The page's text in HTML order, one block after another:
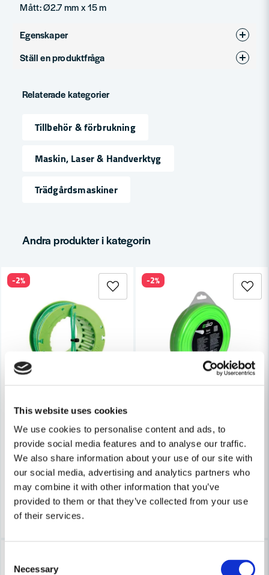
This website uses cookies
We use cookies to personalise content and ads, to
provide social media features and to analyse our traffic.
We also share information about your use of our site with
our social media, advertising and analytics partners who
may combine it with other information that you’ve
provided to them or that they’ve collected from your use
of their services.
Selection
Necessary
Mått: Ø2.7 mm x 15 m
Egenskaper
Produkttyp
Ställ en produktfråga
Fråga oss något om denna produkten...
Namn
email
Relaterade kategorier
Tillbehör & förbrukning
Maskin, Laser & Handverktyg
Trädgårdsmaskiner
Andra produkter i kategorin
EGO
EGO Trådspole 2.0mmx7m Rund Tråd
88 kr
86 kr
Leveranstid ifrån leverantör ca
3-7 arbetsdagar
Köp
-2%
EGO Trimmertråd Rund
317 kr
311 kr
Leveranstid ifrån leverantör ca
3-7 arbetsdagar
-2%